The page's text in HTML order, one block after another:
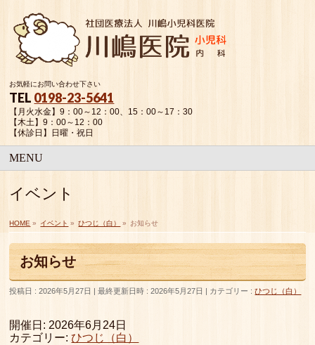
お気軽にお問い合わせ下さい
TEL 0198-23-5641
【月火水金】9：00～12：00、15：00～17：30
【木土】9：00～12：00
【休診日】日曜・祝日
MENU
イベント
HOME » イベント » ひつじ（白） » お知らせ
お知らせ
投稿日 : 2026年5月27日 最終更新日時 : 2026年5月27日 カテゴリー :ひつじ（白）
開催日: 2026年6月24日
カテゴリー:ひつじ（白）